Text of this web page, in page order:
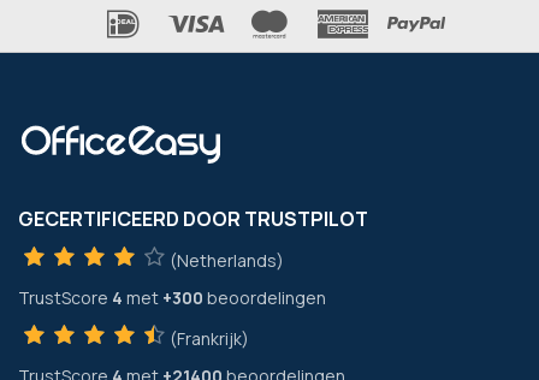
GECERTIFICEERD DOOR TRUSTPILOT
(Netherlands)
TrustScore 4 met +300 beoordelingen
(Frankrijk)